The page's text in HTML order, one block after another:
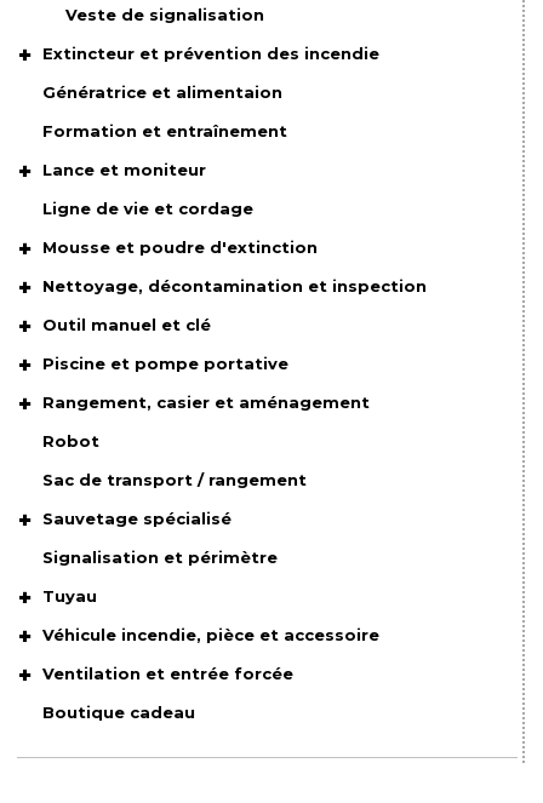
Veste de signalisation
Extincteur et prévention des incendie
Génératrice et alimentaion
Formation et entraînement
Lance et moniteur
Ligne de vie et cordage
Mousse et poudre d'extinction
Nettoyage, décontamination et inspection
Outil manuel et clé
Piscine et pompe portative
Rangement, casier et aménagement
Robot
Sac de transport / rangement
Sauvetage spécialisé
Signalisation et périmètre
Tuyau
Véhicule incendie, pièce et accessoire
Ventilation et entrée forcée
Boutique cadeau